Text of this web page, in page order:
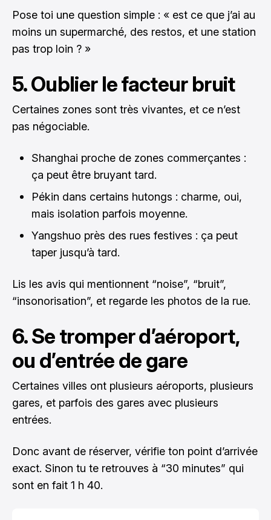
Pose toi une question simple : « est ce que j’ai au
moins un supermarché, des restos, et une station
pas trop loin ? »
5. Oublier le facteur bruit
Certaines zones sont très vivantes, et ce n’est
pas négociable.
Shanghai proche de zones commerçantes :
ça peut être bruyant tard.
Pékin dans certains hutongs : charme, oui,
mais isolation parfois moyenne.
Yangshuo près des rues festives : ça peut
taper jusqu’à tard.
Lis les avis qui mentionnent “noise”, “bruit”,
“insonorisation”, et regarde les photos de la rue.
6. Se tromper d’aéroport,
ou d’entrée de gare
Certaines villes ont plusieurs aéroports, plusieurs
gares, et parfois des gares avec plusieurs
entrées.
Donc avant de réserver, vérifie ton point d’arrivée
exact. Sinon tu te retrouves à “30 minutes” qui
sont en fait 1 h 40.